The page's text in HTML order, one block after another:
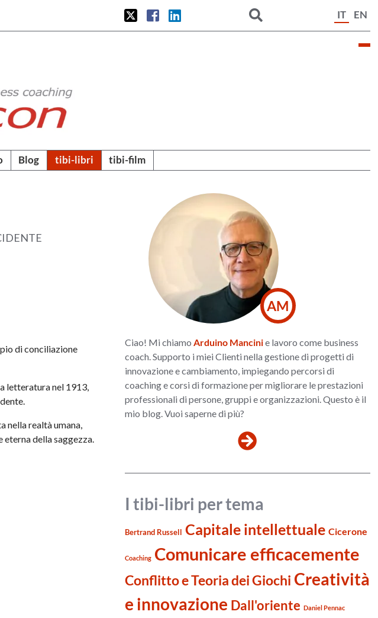
IT EN
Blog tibi-libri tibi-film
di conciliazione
letteratura nel 1913,
nella realtà umana,
della saggezza.
AM
Ciao! Mi chiamo Arduino Mancinie lavoro come business
coach. Supporto i miei Clienti nella gestione di progetti di
innovazione e cambiamento, impiegando percorsi di
coaching e corsi di formazione per migliorare le prestazioni
professionali di persone, gruppi e organizzazioni. Questo è il
mio blog. Vuoi saperne di più?
I tibi-libri per tema
Bertrand Russell Capitale intellettuale Cicerone
Coaching Comunicare efficacemente
Conflitto e Teoria dei Giochi Creatività
e innovazione Dall'oriente Daniel Pennac